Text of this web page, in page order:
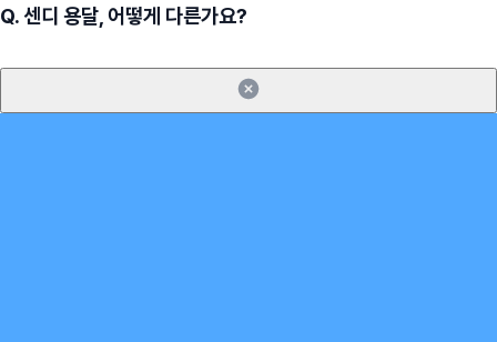
Q.센디 용달, 어떻게 다른가요?